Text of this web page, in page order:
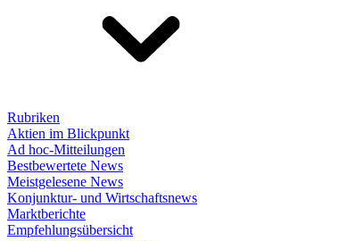
Rubriken
Aktien im Blickpunkt
Ad hoc-Mitteilungen
Bestbewertete News
Meistgelesene News
Konjunktur- und Wirtschaftsnews
Marktberichte
Empfehlungsübersicht